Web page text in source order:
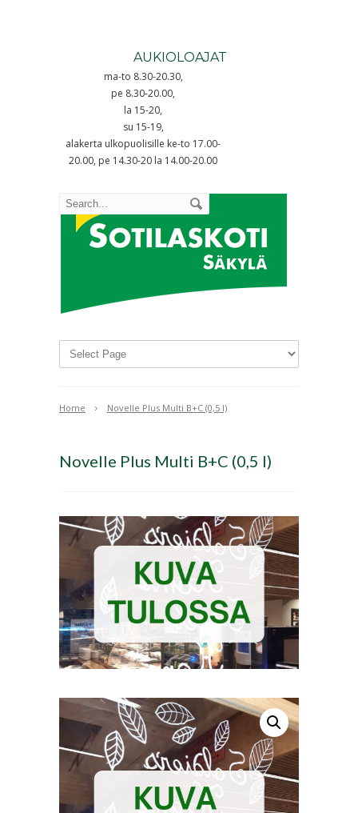
AUKIOLOAJAT
ma-to 8.30-20.30,
pe 8.30-20.00,
la 15-20,
su 15-19,
alakerta ulkopuolisille ke-to 17.00-
20.00, pe 14.30-20 la 14.00-20.00
Home Novelle Plus Multi B+C (0,5 l)
Novelle Plus Multi B+C (0,5 l)